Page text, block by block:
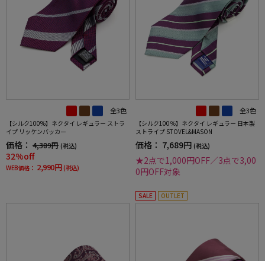
全3色
【シルク100%】ネクタイ レギュラー ストラ
イプ リッケンバッカー
価格： 4,389円 (税込)
32%off
WEB価格： 2,990円 (税込)
全3色
【シルク100％】ネクタイ レギュラー 日本製
ストライプ STOVEL&MASON
価格： 7,689円 (税込)
★2点で1,000円OFF／3点で3,00
0円OFF対象
SALE OUTLET